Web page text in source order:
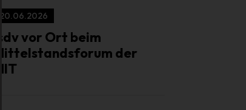
20.06.2026
isdv vor Ort beim
Mittelstandsforum der
MIT